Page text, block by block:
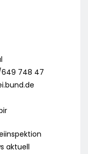
649 748 47
aktuell